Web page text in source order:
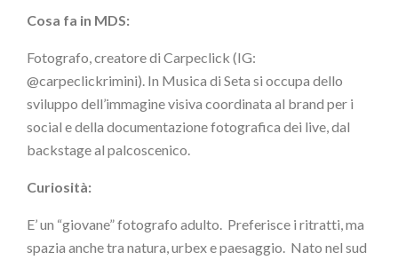
Cosa fa in MDS:
Fotografo, creatore di Carpeclick (IG:
@carpeclickrimini). In Musica di Seta si occupa dello
sviluppo dell’immagine visiva coordinata al brand per i
social e della documentazione fotografica dei live, dal
backstage al palcoscenico.
Curiosità:
E’ un “giovane” fotografo adulto. Preferisce i ritratti, ma
spazia anche tra natura, urbex e paesaggio. Nato nel sud